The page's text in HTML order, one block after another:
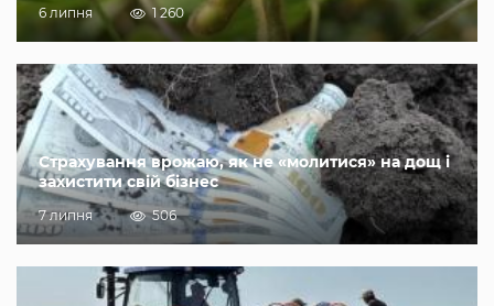
6 липня 1 260
Страхування врожаю, як не «молитися» на дощ і
захистити свій бізнес
7 липня 506